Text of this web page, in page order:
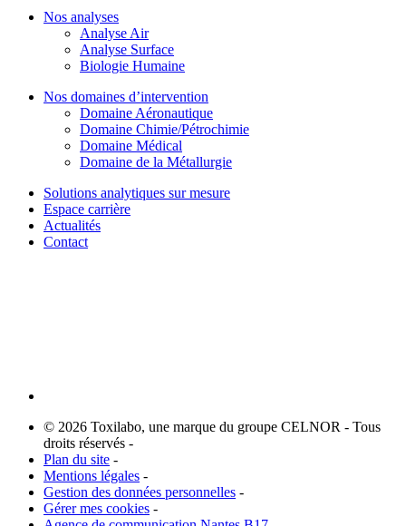
Nos analyses
Analyse Air
Analyse Surface
Biologie Humaine
Nos domaines d’intervention
Domaine Aéronautique
Domaine Chimie/Pétrochimie
Domaine Médical
Domaine de la Métallurgie
Solutions analytiques sur mesure
Espace carrière
Actualités
Contact
© 2026 Toxilabo, une marque du groupe CELNOR - Tous
droits réservés -
Plan du site -
Mentions légales -
Gestion des données personnelles -
Gérer mes cookies -